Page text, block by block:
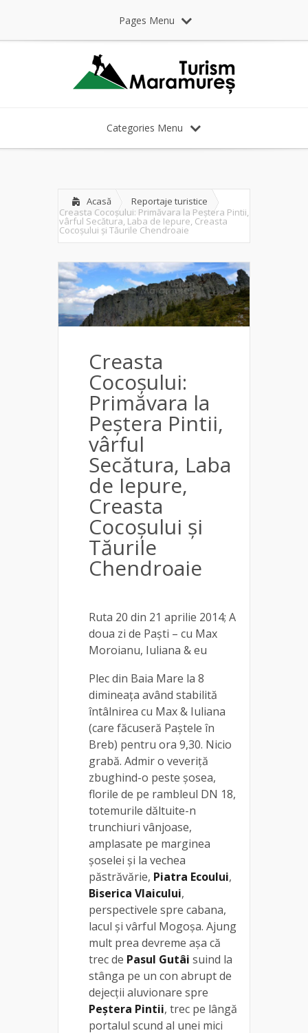
Pages Menu
Categories Menu
Acasă
Reportaje turistice
Creasta Cocoșului: Primăvara la Peștera Pintii,
vârful Secătura, Laba de Iepure, Creasta
Cocoșului și Tăurile Chendroaie
Creasta
Cocoșului:
Primăvara la
Peștera Pintii,
vârful
Secătura, Laba
de Iepure,
Creasta
Cocoșului și
Tăurile
Chendroaie
Ruta 20 din 21 aprilie 2014; A
doua zi de Paști – cu Max
Moroianu, Iuliana & eu
Plec din Baia Mare la 8
dimineața având stabilită
întâlnirea cu Max & Iuliana
(care făcuseră Paștele în
Breb) pentru ora 9,30. Nicio
grabă. Admir o veveriță
zbughind-o peste șosea,
florile de pe rambleul DN 18,
totemurile dăltuite-n
trunchiuri vânjoase,
amplasate pe marginea
șoselei și la vechea
păstrăvărie, Piatra Ecoului,
Biserica Vlaicului,
perspectivele spre cabana,
lacul și vârful Mogoșa. Ajung
mult prea devreme așa că
trec de Pasul Gutâi suind la
stânga pe un con abrupt de
dejecții aluvionare spre
Peștera Pintii, trec pe lângă
portalul scund al unei mici